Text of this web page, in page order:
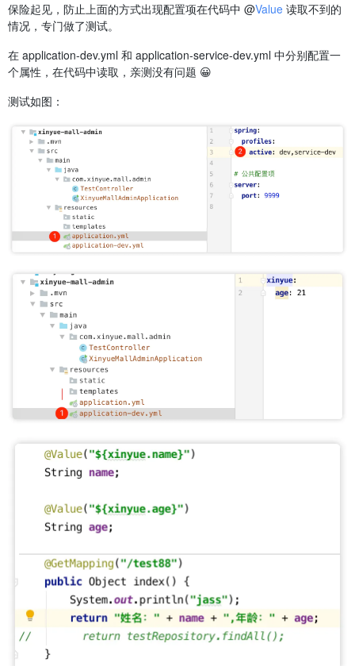
保险起见，防止上面的方式出现配置项在代码中 @Value 读取不到的
情况，专门做了测试。
在 application-dev.yml 和 application-service-dev.yml 中分别配置一
个属性，在代码中读取，亲测没有问题 😀
测试如图：